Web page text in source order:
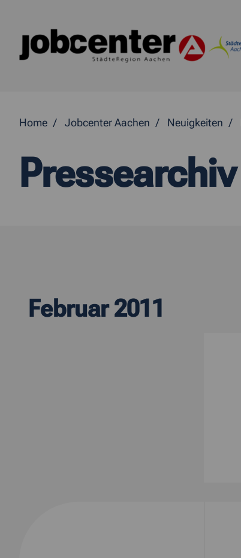
Home Jobcenter Aachen Neuigkeiten
Pressearchiv
Februar 2011